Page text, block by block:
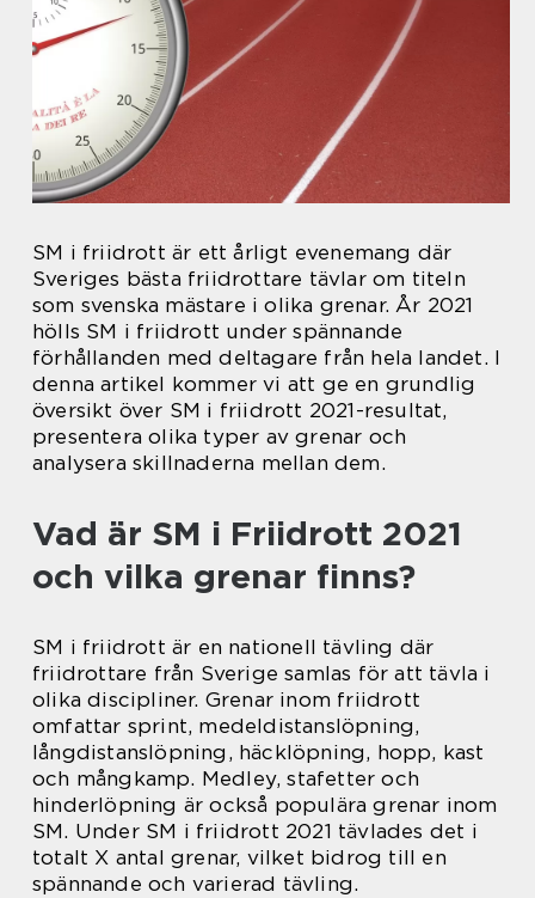
SM i friidrott är ett årligt evenemang där
Sveriges bästa friidrottare tävlar om titeln
som svenska mästare i olika grenar. År 2021
hölls SM i friidrott under spännande
förhållanden med deltagare från hela landet. I
denna artikel kommer vi att ge en grundlig
översikt över SM i friidrott 2021-resultat,
presentera olika typer av grenar och
analysera skillnaderna mellan dem.
Vad är SM i Friidrott 2021
och vilka grenar finns?
SM i friidrott är en nationell tävling där
friidrottare från Sverige samlas för att tävla i
olika discipliner. Grenar inom friidrott
omfattar sprint, medeldistanslöpning,
långdistanslöpning, häcklöpning, hopp, kast
och mångkamp. Medley, stafetter och
hinderlöpning är också populära grenar inom
SM. Under SM i friidrott 2021 tävlades det i
totalt X antal grenar, vilket bidrog till en
spännande och varierad tävling.